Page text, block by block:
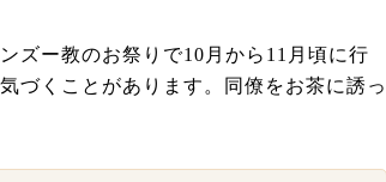
ズー教のお祭りで10月から11月頃に行
づくことがあります。同僚をお茶に誘っ